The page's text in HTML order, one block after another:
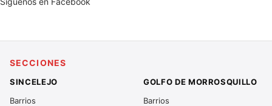
SECCIONES
SINCELEJO
Barrios
GOLFO DE MORROSQUILLO
Barrios